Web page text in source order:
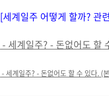
[세계일주 어떻게 할까? 관
- 세계일주? - 돈없어도 할
- 세계일주? - 돈없어도 할 수 있다. (